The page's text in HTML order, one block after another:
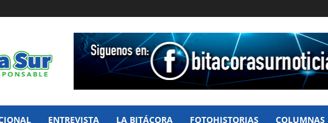
ENTREVISTA LA BITÁCORA FOTOHISTORIAS COLUMNAS